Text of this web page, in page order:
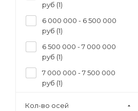
руб (1)
6 000 000 - 6 500 000
руб (1)
6 500 000 - 7 000 000
руб (1)
7 000 000 - 7 500 000
руб (1)
руб (1)
Кол-во осей